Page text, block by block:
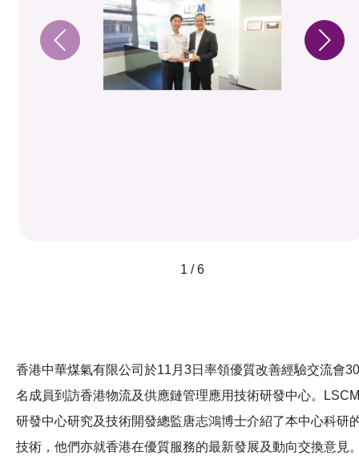
1 / 6
香港中華煤氣有限公司於11月3日率領優質改善經驗交流會30
名成員到訪香港物流及供應鏈管理應用技術研發中心。LSCM
研發中心研究及技術開發總監唐志鴻博士介紹了本中心科研
技術，他們亦就香港在優質服務的最新發展及動向交換意見